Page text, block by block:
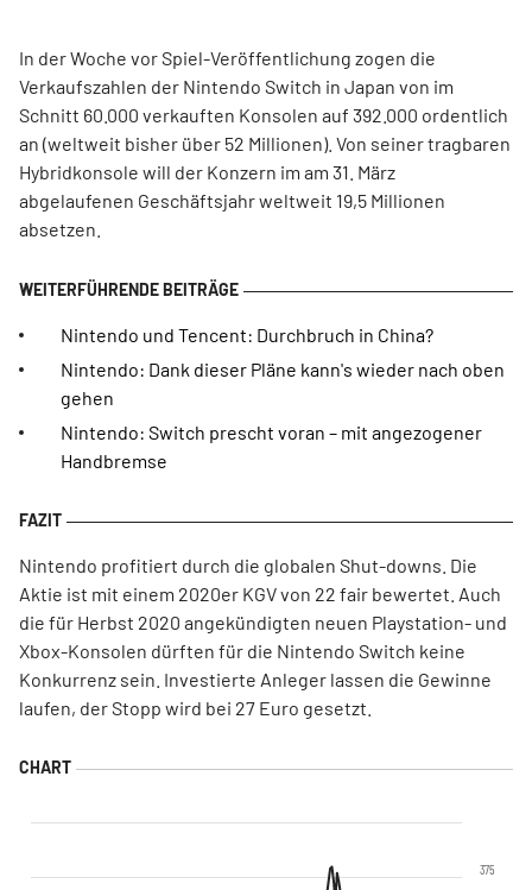
In der Woche vor Spiel-Veröffentlichung zogen die
Verkaufszahlen der Nintendo Switch in Japan von im
Schnitt 60.000 verkauften Konsolen auf 392.000 ordentlich
an (weltweit bisher über 52 Millionen). Von seiner tragbaren
Hybridkonsole will der Konzern im am 31. März
abgelaufenen Geschäftsjahr weltweit 19,5 Millionen
absetzen.
Nintendo und Tencent: Durchbruch in China?
Nintendo: Dank dieser Pläne kann's wieder nach oben
gehen
Nintendo: Switch prescht voran – mit angezogener
Handbremse
Nintendo profitiert durch die globalen Shut-downs. Die
Aktie ist mit einem 2020er KGV von 22 fair bewertet. Auch
die für Herbst 2020 angekündigten neuen Playstation- und
Xbox-Konsolen dürften für die Nintendo Switch keine
Konkurrenz sein. Investierte Anleger lassen die Gewinne
laufen, der Stopp wird bei 27 Euro gesetzt.
375